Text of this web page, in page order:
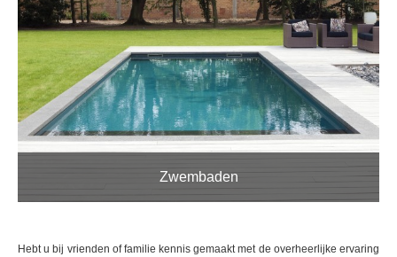
Zwembaden
Hebt u bij vrienden of familie kennis gemaakt met de overheerlijke ervaring